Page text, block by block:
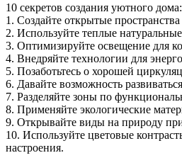
10 секретов создания уютного дома:
1. Создайте открытые
2. Используйте теплые
3. Оптимизируйте освещение для
4. Внедряйте технологии для
5. Позаботьтесь о хорошей
6. Давайте возможность
7. Разделяйте зоны по
8. Применяйте экологические
9. Открывайте виды на природу
10. Используйте цветовые
настроения.